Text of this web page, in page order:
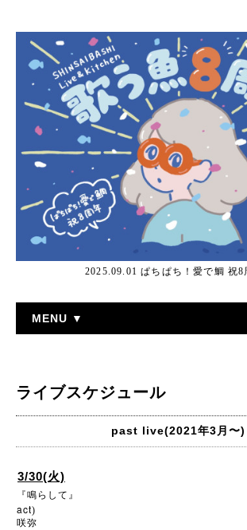
2025.09.01 ぱちぱち！愛で鯛 祝8
MENU ▼
ライブスケジュール
past live(2021年3月〜)
3/30(火)
『鳴らして』
act)
咲弥